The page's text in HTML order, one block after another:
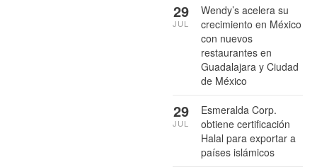
Wendy’s acelera su
crecimiento en México
con nuevos
restaurantes en
Guadalajara y Ciudad
de México
29
JUL
Esmeralda Corp.
obtiene certificación
Halal para exportar a
países islámicos
29
JUL